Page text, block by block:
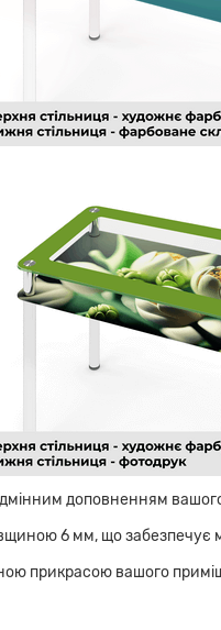
доповненням
6 мм, що забезпечує
прикрасою вашого